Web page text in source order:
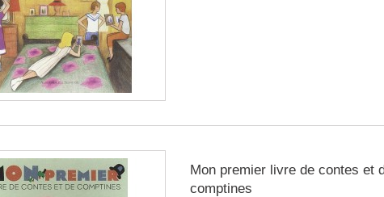
Mon premier livre de contes et
comptines